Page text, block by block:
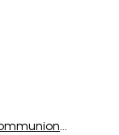
...